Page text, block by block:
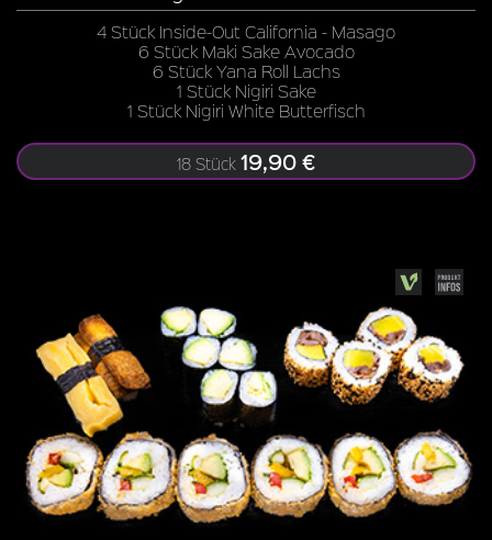
4 Stück Inside-Out California - Masago
6 Stück Maki Sake Avocado
6 Stück Yana Roll Lachs
1 Stück Nigiri Sake
1 Stück Nigiri White Butterfisch
18 Stück 19,90 €